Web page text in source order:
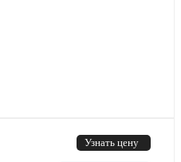
Узнать цену